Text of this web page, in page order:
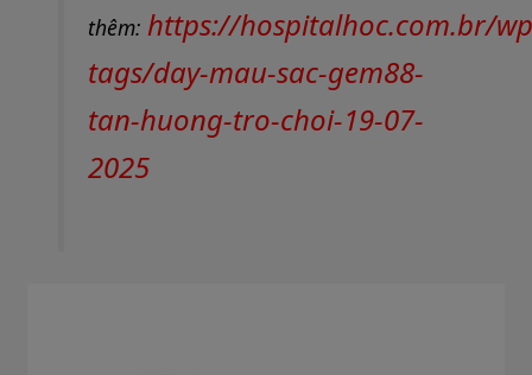
thêm:https://hospitalhoc.com.br/
tags/day-mau-sac-gem88-
tan-huong-tro-choi-19-07-
2025